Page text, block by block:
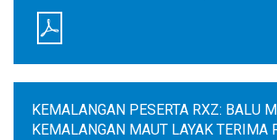
KEMALANGAN PESERTA RXZ: BALU
KEMALANGAN MAUT LAYAK TERIMA